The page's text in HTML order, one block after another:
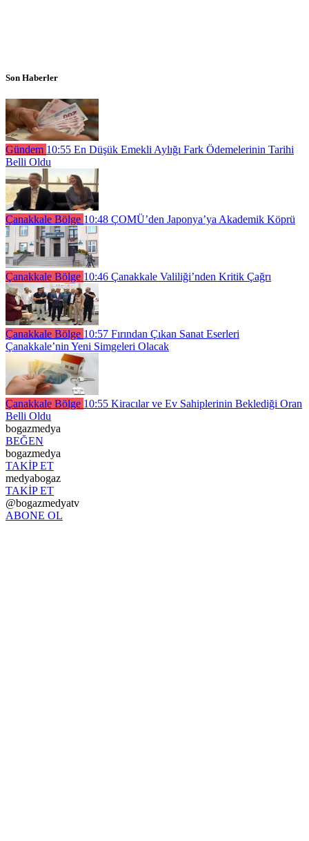
Son Haberler
Gündem 10:55 En Düşük Emekli Aylığı Fark Ödemelerinin Tarihi
Belli Oldu
Çanakkale Bölge 10:48 ÇOMÜ’den Japonya’ya Akademik Köprü
Çanakkale Bölge 10:46 Çanakkale Valiliği’nden Kritik Çağrı
Çanakkale Bölge 10:57 Fırından Çıkan Sanat Eserleri
Çanakkale’nin Yeni Simgeleri Olacak
Çanakkale Bölge 10:55 Kiracılar ve Ev Sahiplerinin Beklediği Oran
Belli Oldu
bogazmedya
BEĞEN
bogazmedya
TAKİP ET
medyabogaz
TAKİP ET
@bogazmedyatv
ABONE OL